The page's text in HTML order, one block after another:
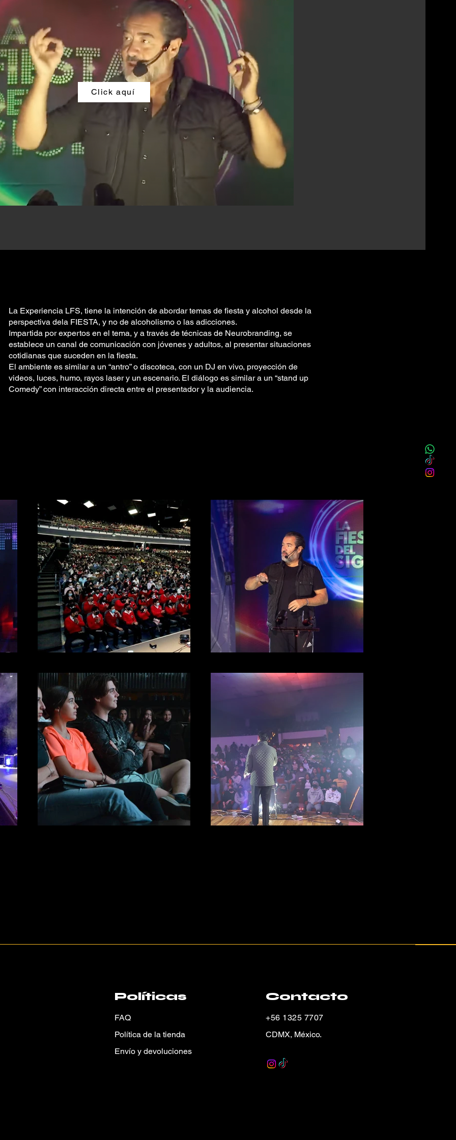
Click aquí
La Experiencia LFS, tiene la intención de abordar temas de fiesta y alcohol desde la
perspectiva dela FIESTA, y no de alcoholismo o las adicciones.
Impartida por expertos en el tema, y a través de técnicas de Neurobranding, se
establece un canal de comunicación con jóvenes y adultos, al presentar situaciones
cotidianas que suceden en la fiesta.
El ambiente es similar a un “antro” o discoteca, con un DJ en vivo, proyección de
videos, luces, humo, rayos laser y un escenario. El diálogo es similar a un “stand up
Comedy” con interacción directa entre el presentador y la audiencia.
Políticas
FAQ
Política de la tienda
Envío y devoluciones
Contacto
+56 1325 7707
CDMX, México.